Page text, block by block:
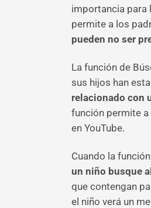
importancia para
permite a los
pueden no ser
La función de
sus hijos han
relacionado con
función permite
en YouTube.
Cuando la
un niño busque
que contengan
el niño verá un